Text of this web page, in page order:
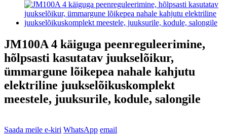
JM100A 4 käiguga peenreguleerimine,
hõlpsasti kasutatav juukselõikur,
ümmargune lõikepea nahale kahjutu
elektriline juukselõikuskomplekt
meestele, juuksurile, kodule, salongile
Saada meile e-kiri WhatsApp email